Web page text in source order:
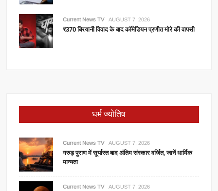
Current News TV AUGUST 7, 2026
₹370 बिरयानी विवाद के बाद कॉमेडियन प्रणीत मोरे की वापसी
धर्म ज्योतिष
Current News TV AUGUST 7, 2026
गरुड़ पुराण में सूर्यास्त बाद अंतिम संस्कार वर्जित, जानें धार्मिक
मान्यता
Current News TV AUGUST 7, 2026